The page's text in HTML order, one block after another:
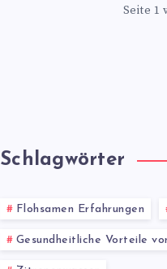
Seite 1
Schlagwörter
Flohsamen Erfahrungen
Gesundheitliche Vorteile